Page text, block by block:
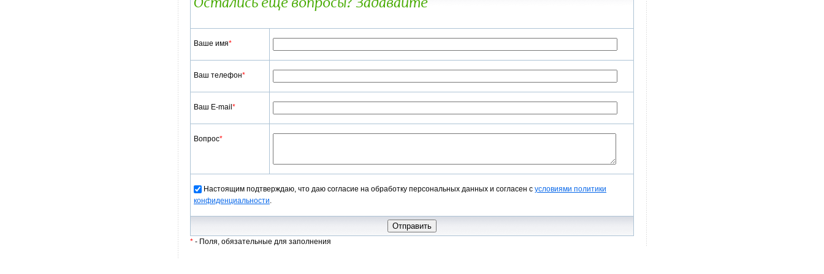
После регистрации собственности на участок мы, от Вашего имени, подаем заявку в ПАО «Россети Московский
электрификации Вашего участка.
После обработки документов ПАО «Россети Московский регион» выставляет Вам счет для оплаты
технологического присоединения согласно тарифам, действующим на момент выставления счета в Московской
области.
После оплаты ПАО «Россети Московский регион» осуществляет технологическое подсоединение в сроки
согласно установленных регламентов, а также происходит оформление Договора энергоснабжения.
Остались еще вопросы? Задавайте
Ваше имя*
Ваш телефон*
Ваш E-mail *
Вопрос*
Настоящим подтверждаю, что даю согласие на обработку персональных данных и согласен с условиями политики
конфиденциальности.
* - Поля, обязательные для заполнения